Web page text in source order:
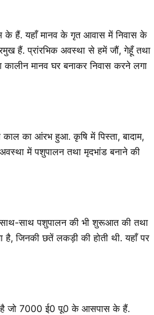
के हैं. यहाँ मानव के गृत आवास में निवास के
हैं. प्रांरभिक अवस्था से हमें जौं, गेहूँ तथा
मानव घर बनाकर निवास करने लगा
काल का आंरभ हुआ. कृषि में पिस्ता, बादाम,
में पशुपालन तथा मृदभांड बनाने की
साथ पशुपालन की भी शुरूआत की तथा
है, जिनकी छतें लकड़ी की होती थी. यहाँ पर
है जो 7000 ई0 पू0 के आसपास के हैं.